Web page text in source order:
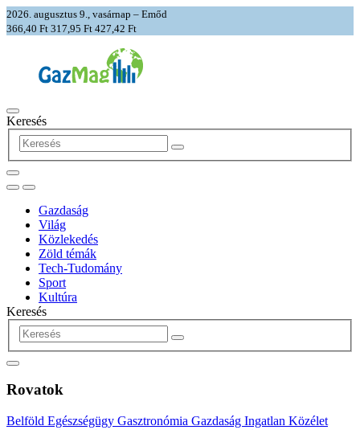
2026. augusztus 9., vasárnap – Emőd
366,40 Ft 317,95 Ft 427,42 Ft
Keresés
Gazdaság
Világ
Közlekedés
Zöld témák
Tech-Tudomány
Sport
Kultúra
Keresés
Rovatok
Belföld Egészségügy Gasztronómia Gazdaság Ingatlan Közélet